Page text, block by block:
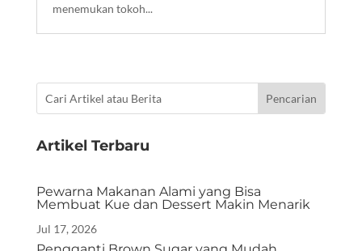
menemukan tokoh...
Artikel Terbaru
Pewarna Makanan Alami yang Bisa
Membuat Kue dan Dessert Makin Menarik
Jul 17, 2026